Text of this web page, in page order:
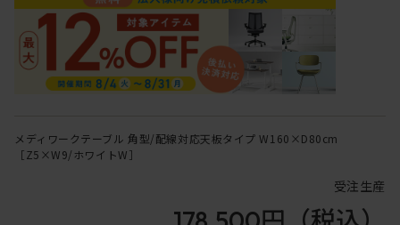
メディワークテーブル 角型/配線対応天板タイプ W160×D80cm
［Z5×W9/ホワイトW］
受注生産